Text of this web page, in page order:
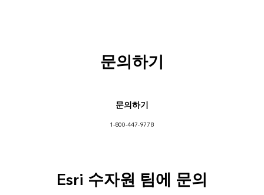
문의하기
문의하기
1-800-447-9778
Esri 수자원 팀에 문의